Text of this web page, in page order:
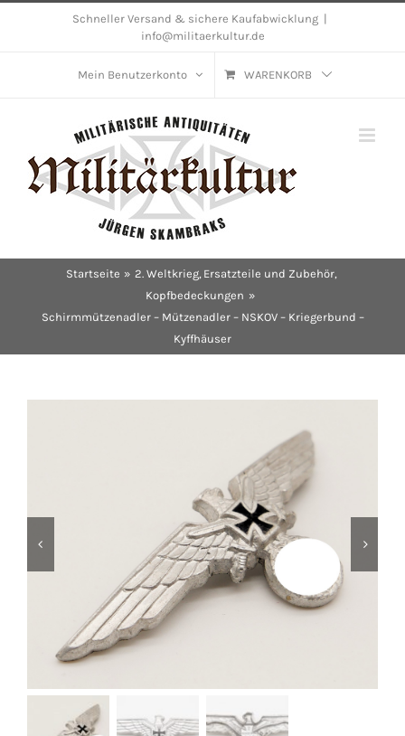
Schneller Versand & sichere Kaufabwicklung
info@militaerkultur.de
Mein Benutzerkonto WARENKORB
Startseite 2. Weltkrieg Ersatzteile und Zubehör
Kopfbedeckungen
Schirmmützenadler – Mützenadler – NSKOV – Kriegerbund –
Kyffhäuser